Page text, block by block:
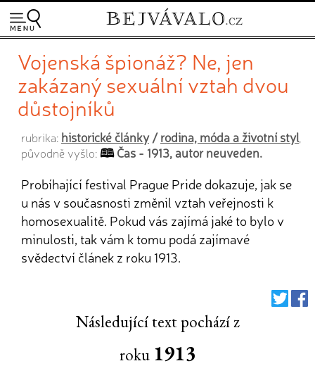
Vojenská špionáž? Ne, jen
zakázaný sexuální vztah dvou
důstojníků
rubrika: historické články/rodina, móda a životní styl
původně vyšlo:
Čas - 1913, autor neuveden.
Probíhající festival Prague Pride dokazuje, jak se
u nás v současnosti změnil vztah veřejnosti k
homosexualitě. Pokud vás zajímá jaké to bylo v
minulosti, tak vám k tomu podá zajímavé
svědectví článek z roku 1913.
Následující text pochází z
roku 1913